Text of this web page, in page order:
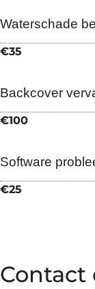
Waterschade
€35
Backcover
€100
Software
€25
Contact